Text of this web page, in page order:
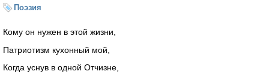
Поэзия
Кому он нужен в этой жизни,
Патриотизм кухонный мой,
Когда уснув в одной Отчизне,